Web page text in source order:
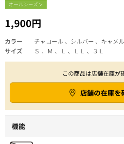
オールシーズン
1,900円
カラー
チャコール 、シルバー 、キャメ
サイズ
Ｓ 、Ｍ 、Ｌ 、ＬＬ 、３Ｌ
この商品は店舗在庫が
店舗の在庫を
機能